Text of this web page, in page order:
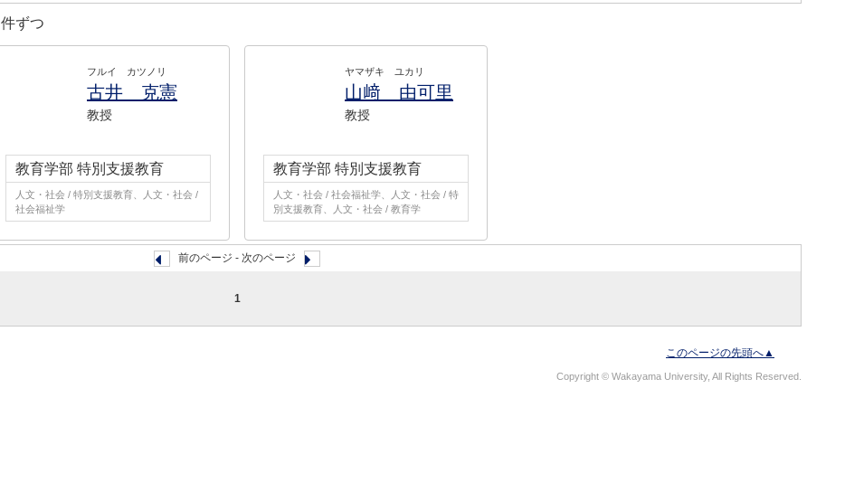
件ずつ
フルイ カツノリ
古井 克憲
教授
教育学部 特別支援教育
人文・社会 / 特別支援教育、人文・社会 /
社会福祉学
ヤマザキ ユカリ
山﨑 由可里
教授
教育学部 特別支援教育
人文・社会 / 社会福祉学、人文・社会 / 特
別支援教育、人文・社会 / 教育学
前のページ - 次のページ
1
このページの先頭へ▲
Copyright © Wakayama University, All Rights Reserved.